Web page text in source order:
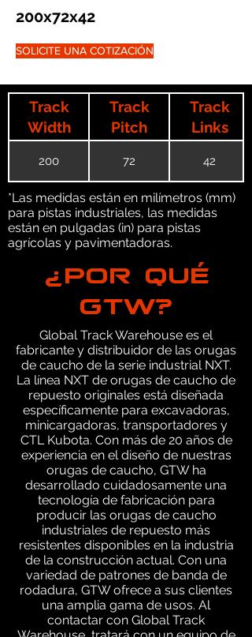
200x72x42
SOLICITE UNA COTIZACIÓN
Track
Width
Track
Pitch
Track
Links
200 72 42
*Las medidas están en milímetros (mm)
para pistas industriales, las medidas
están en pulgadas (in) para pistas
agrícolas y pavimentadoras.
¿POR QUÉ
GTW?
Global Track Warehouse es el
fabricante y distribuidor de las orugas
de caucho de la serie industrial NXT.
La línea NXT de orugas de caucho de
repuesto originales está diseñada
específicamente para excavadoras,
minicargadoras, transportadores y
CTL Kubota. Con más de 20 años de
experiencia en el diseño de nuestras
orugas de caucho, GTW ha
desarrollado cuidadosamente una
tecnología de fabricación para
producir las orugas de caucho
industriales de repuesto más
resistentes disponibles en la industria
de la construcción actual. Con una
variedad de patrones de banda de
rodadura, GTW ofrece a sus clientes
una amplia gama de usos. Al
contactar con Global Track